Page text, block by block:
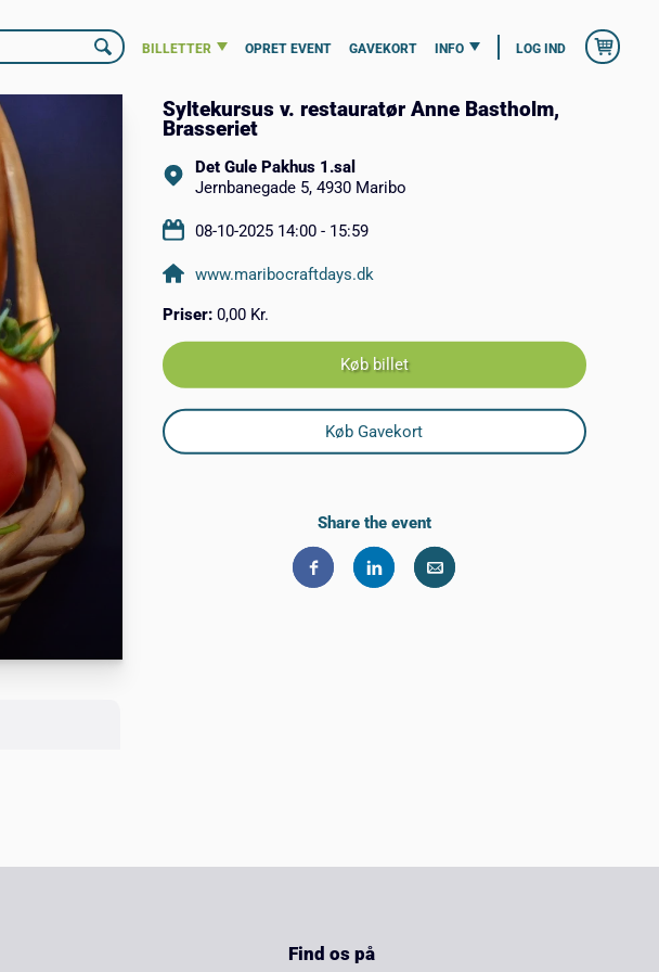
BILLETTER OPRET EVENT GAVEKORT INFO LOG IND
Syltekursus v. restauratør Anne Bastholm,
Brasseriet
Det Gule Pakhus 1.sal
Jernbanegade 5, 4930 Maribo
08-10-2025 14:00 - 15:59
www.maribocraftdays.dk
Priser: 0,00 Kr.
Køb billet
Køb Gavekort
Share the event
Find os på